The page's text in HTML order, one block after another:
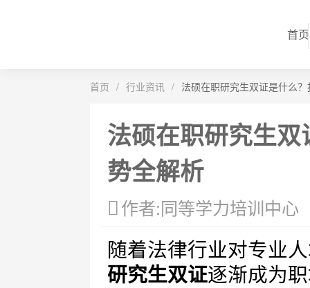
首页
首页 / 行业资讯 / 法硕在职研究生双证是什么
法硕在职研究生
势全解析
作者:同等学力培训中心
随着法律行业对专业
研究生双证逐渐成为